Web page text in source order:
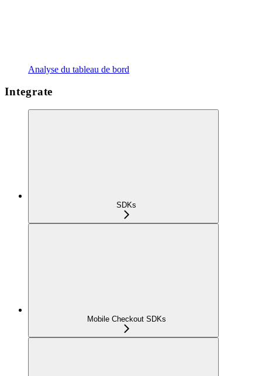
Analyse du tableau de bord
Integrate
SDKs
Mobile Checkout SDKs